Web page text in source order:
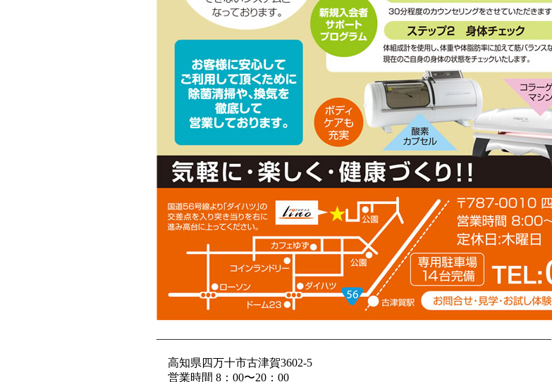
———————————————————————————————————
高知県四万十市古津賀3602-5
営業時間 8：00〜20：00